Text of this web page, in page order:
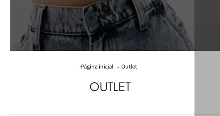
Outlet
OUTLET